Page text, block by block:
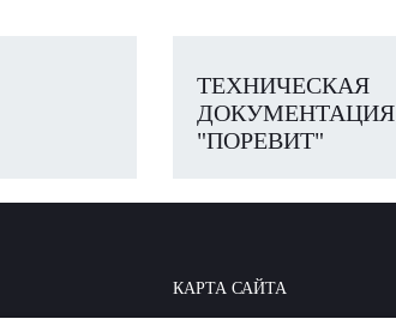
ТЕХНИЧЕСКАЯ
ДОКУМЕНТАЦИЯ
"ПОРЕВИТ"
КАРТА САЙТА